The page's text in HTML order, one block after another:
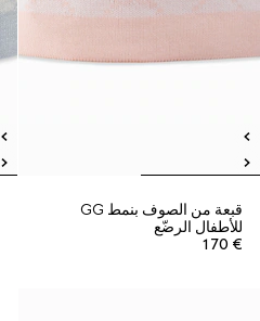
قبعة من الصوف بنمط GG
للأطفال الرضّع
€ 170